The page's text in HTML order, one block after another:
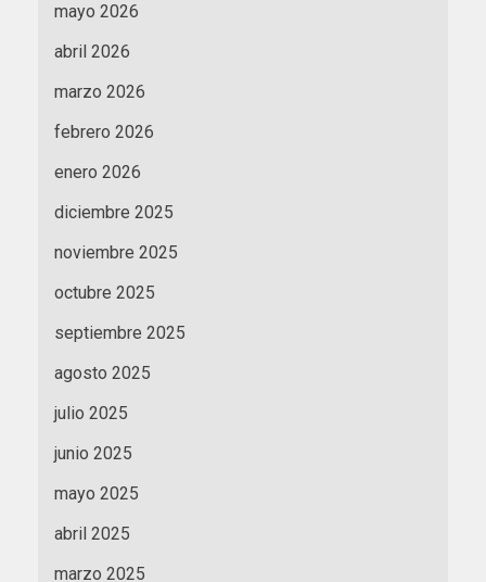
mayo 2026
abril 2026
marzo 2026
febrero 2026
enero 2026
diciembre 2025
noviembre 2025
octubre 2025
septiembre 2025
agosto 2025
julio 2025
junio 2025
mayo 2025
abril 2025
marzo 2025